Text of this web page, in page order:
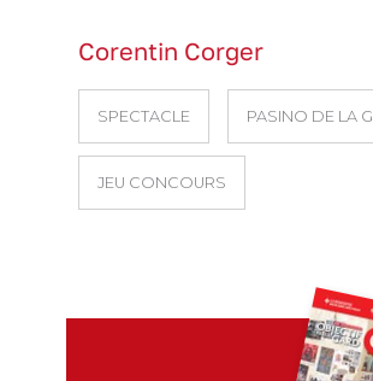
Corentin Corger
SPECTACLE PASINO DE LA
JEU CONCOURS